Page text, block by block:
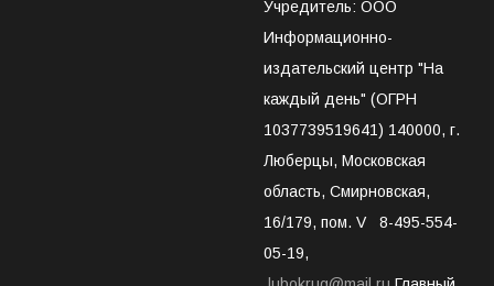
Учредитель: ООО
Информационно-
издательский центр "На
каждый день" (ОГРН
1037739519641) 140000, г.
Люберцы, Московская
область, Смирновская,
16/179, пом. V 8-495-554-
05-19,